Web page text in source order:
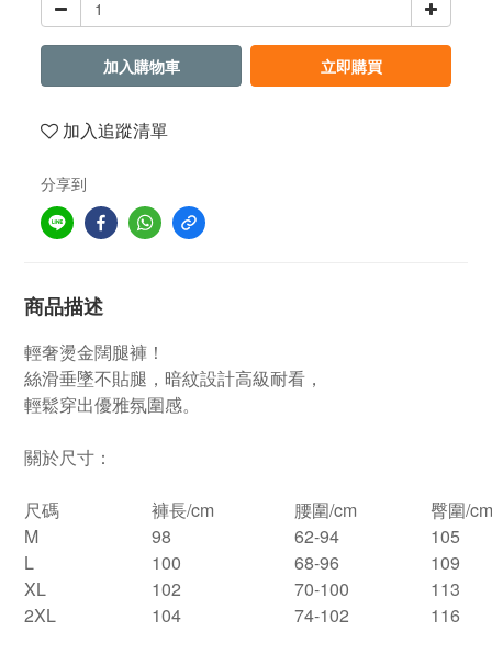
加入購物車 立即購買
加入追蹤清單
分享到
商品描述
輕奢燙金闊腿褲！
絲滑垂墜不貼腿，暗紋設計高級耐看，
輕鬆穿出優雅氛圍感。
關於尺寸：
尺碼 褲長/cm 腰圍/cm
臀圍/cm
M
98 62-94
105
L
100 68-96
109
XL
102 70-100
113
2XL
104 74-102 116